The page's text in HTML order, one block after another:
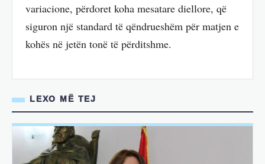
variacione, përdoret koha mesatare diellore, që
siguron një standard të qëndrueshëm për matjen e
kohës në jetën tonë të përditshme.
LEXO MË TEJ